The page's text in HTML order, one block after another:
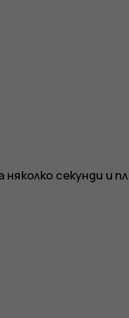
секунди и